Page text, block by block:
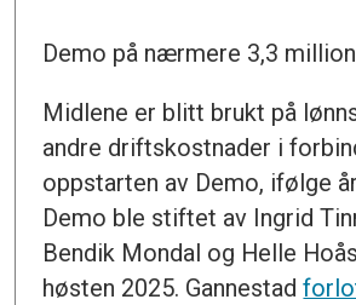
Demo på nærmere 3,3
Midlene er blitt brukt på
andre driftskostnader i
oppstarten av Demo, ifølge
Demo ble stiftet av Ingrid
Bendik Mondal og Helle
høsten 2025. Gannestad